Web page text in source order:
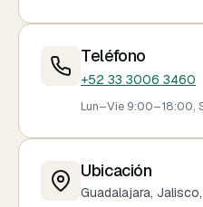
Teléfono
+52 33 3006 3460
Lun–Vie 9:00–18:00,
Ubicación
Guadalajara,